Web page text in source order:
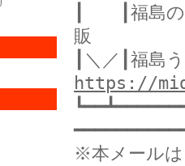
┃ ┃福島の
販
┃＼／┃福
https://
※本メール